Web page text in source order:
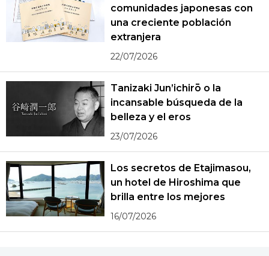
comunidades japonesas con
una creciente población
extranjera
22/07/2026
Tanizaki Jun’ichirō o la
incansable búsqueda de la
belleza y el eros
23/07/2026
Los secretos de Etajimasou,
un hotel de Hiroshima que
brilla entre los mejores
16/07/2026